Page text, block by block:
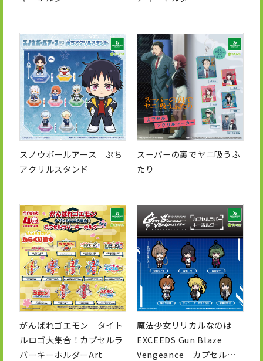
スノウボールアース ぷち
アクリルスタンド
スーパーの裏でヤニ吸うふ
たり
がんばれゴエモン タイト
ルロゴ大集合！カプセルラ
バーキーホルダーArt
魔法少女リリカルなのは
EXCEEDS Gun Blaze
Vengeance カプセルラ